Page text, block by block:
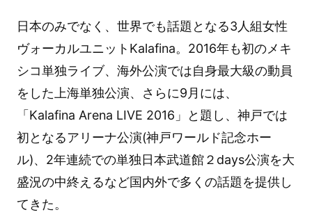
日本のみでなく、世界でも話題となる3人組女性
ヴォーカルユニットKalafina。2016年も初のメキ
シコ単独ライブ、海外公演では自身最大級の動員
をした上海単独公演、さらに9月には、
「Kalafina Arena LIVE 2016」と題し、神戸では
初となるアリーナ公演(神戸ワールド記念ホー
ル)、2年連続での単独日本武道館２days公演を大
盛況の中終えるなど国内外で多くの話題を提供し
てきた。